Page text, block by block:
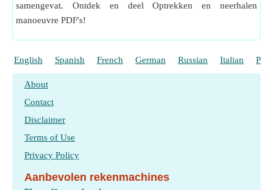
samengevat. Ontdek en deel Optrekken en neerhalen
manoeuvre PDF's!
English Spanish French German Russian Italian
About
Contact
Disclaimer
Terms of Use
Privacy Policy
Aanbevolen rekenmachines